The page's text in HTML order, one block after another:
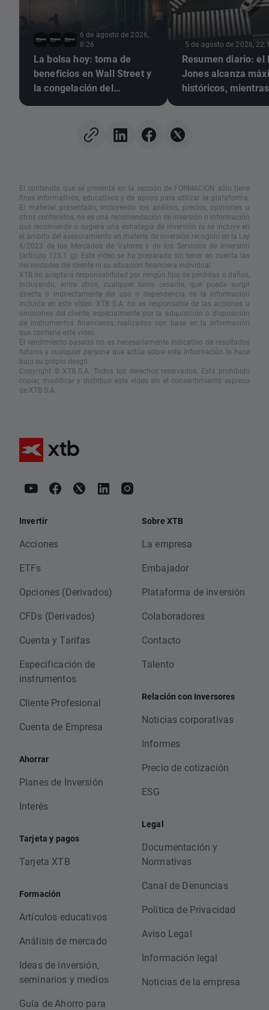
6 de agosto de 2026,
8:26
La bolsa hoy: toma de
beneficios en Wall Street y
la congelación del
5 de agosto de 2026,
Resumen diario: el
Jones alcanza
históricos,
acuerdo entre EE.
Irán
El contenido que se presenta en la sección de FORMACIÓN sólo tiene
fines informativos, educativos y de apoyo para utilizar la plataforma.
El material presentado, incluyendo los análisis, precios, opiniones u
otros contenidos, no es una recomendación de inversión o información
que recomiende o sugiera una estrategia de inversión ni se incluye en
el ámbito del asesoramiento en materia de inversión recogido en la Ley
6/2023 de los Mercados de Valores y de los Servicios de Inversión
(artículo 125.1 g). Este vídeo se ha preparado sin tener en cuenta las
necesidades del cliente ni su situación financiera individual.
XTB no aceptará responsabilidad por ningún tipo de pérdidas o daños,
incluyendo, entre otros, cualquier lucro cesante, que pueda surgir
directa o indirectamente del uso o dependencia de la información
incluida en este vídeo. XTB S.A. no es responsable de las acciones u
omisiones del cliente, especialmente por la adquisición o disposición
de instrumentos financieros, realizados con base en la información
que contiene este vídeo.
El rendimiento pasado no es necesariamente indicativo de resultados
futuros y cualquier persona que actúe sobre esta información lo hace
bajo su propio riesgo.
Copyright © XTB S.A. Todos los derechos reservados. Está prohibido
copiar, modificar y distribuir este vídeo sin el consentimiento expreso
de XTB S.A.
Invertir
Acciones
ETFs
Opciones (Derivados)
CFDs (Derivados)
Cuenta y Tarifas
Especificación de
instrumentos
Cliente Profesional
Cuenta de Empresa
Ahorrar
Planes de Inversión
Interés
Tarjeta y pagos
Tarjeta XTB
Formación
Artículos educativos
Análisis de mercado
Ideas de inversión,
seminarios y medios
Guía de Ahorro para
Sobre XTB
La empresa
Embajador
Plataforma de inversión
Colaboradores
Contacto
Talento
Relación con Inversores
Noticias corporativas
Informes
Precio de cotización
ESG
Legal
Documentación y
Normativas
Canal de Denuncias
Política de Privacidad
Aviso Legal
Información legal
Noticias de la empresa